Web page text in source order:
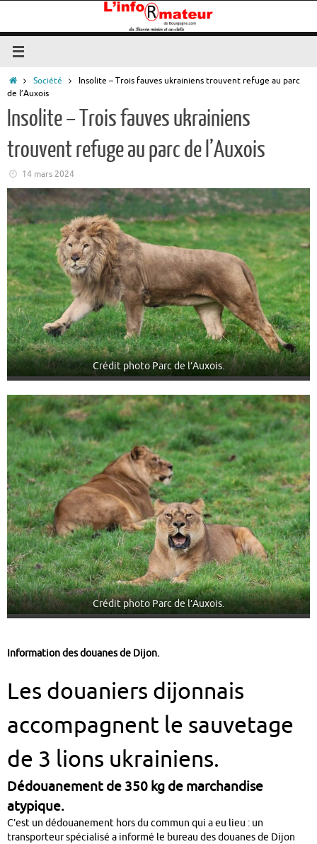
contenu
Accueil
Société
Insolite – Trois fauves ukrainiens trouvent refuge au parc
de l’Auxois
Insolite – Trois fauves ukrainiens
trouvent refuge au parc de l’Auxois
14 mars 2024
Crédit photo Parc de l’Auxois.
Crédit photo Parc de l’Auxois.
Information des douanes de Dijon.
Les douaniers dijonnais
accompagnent le sauvetage
de 3 lions ukrainiens.
Dédouanement de 350 kg de marchandise
atypique.
C’est un dédouanement hors du commun qui a eu lieu : un
transporteur spécialisé a informé le bureau des douanes de Dijon